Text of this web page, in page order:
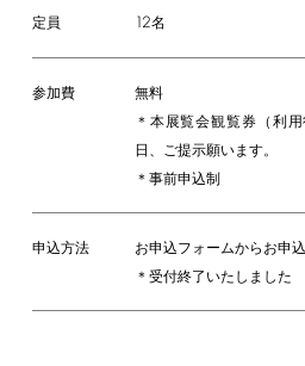
定員 12名
参加費
無料
＊本展覧会観覧券（利
日、ご提示願います。
＊事前申込制
申込方法
お申込フォームからお申込
＊受付終了いたしました